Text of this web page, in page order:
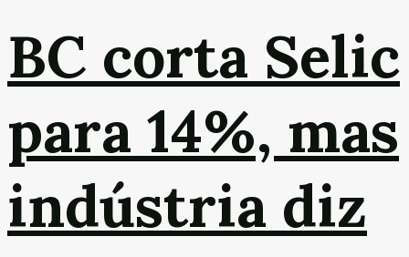
BC corta Selic
para 14%, mas
indústria diz